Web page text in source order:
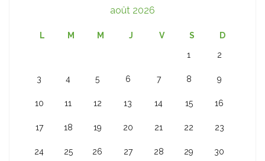
août 2026
L M M J V S D
1 2
3 4 5 6 7 8 9
10 11 12 13 14 15 16
17 18 19 20 21 22 23
24 25 26 27 28 29 30